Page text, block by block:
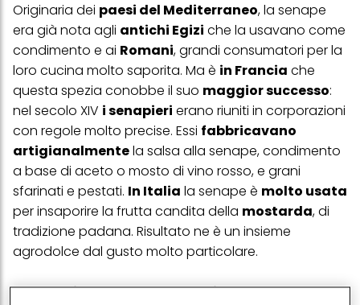
Originaria dei paesi del Mediterraneo, la senape
era già nota agli antichi Egizi che la usavano come
condimento e ai Romani, grandi consumatori per la
loro cucina molto saporita. Ma è in Francia che
questa spezia conobbe il suo maggior successo:
nel secolo XIV i senapieri erano riuniti in corporazioni
con regole molto precise. Essi fabbricavano
artigianalmentela salsa alla senape, condimento
a base di aceto o mosto di vino rosso, e grani
sfarinati e pestati. In Italia la senape è molto usata
per insaporire la frutta candita della mostarda, di
tradizione padana. Risultato ne è un insieme
agrodolce dal gusto molto particolare.
Ci sonodiverse salse a base di senape, dal gusto